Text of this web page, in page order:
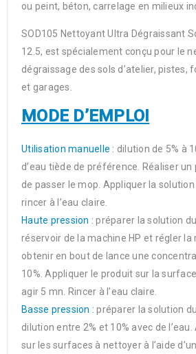
ou peint, béton, carrelage en milieux
SOD105 Nettoyant Ultra Dégraissant
12.5, est spécialement conçu pour le
dégraissage des sols d’atelier, pistes,
et garages.
MODE D’EMPLOI
Utilisation manuelle : dilution de 5% à
d’eau tiède de préférence. Réaliser
de passer le mop. Appliquer la
rincer à l’eau claire.
Haute pression : préparer la solution
réservoir de la machine HP et régler la
obtenir en bout de lance une
10%. Appliquer le produit sur la
agir 5 mn. Rincer à l’eau claire.
Basse pression : préparer la solution
dilution entre 2% et 10% avec de
sur les surfaces à nettoyer à l’aide